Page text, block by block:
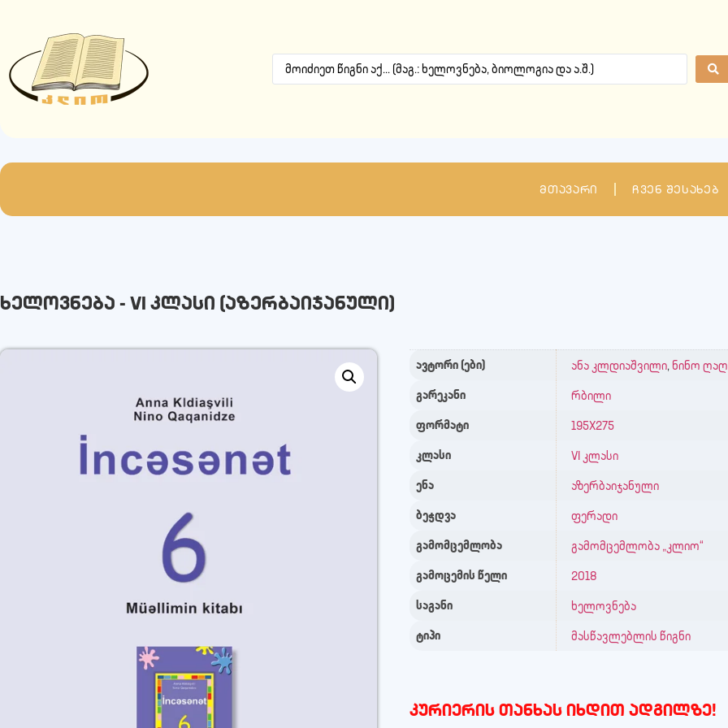
მთავარი ჩვენ შესახებ
ხელოვნება - VI კლასი (აზერბაიჯანული)
ავტორი (ები) ანა კლდიაშვილი, ნინო
გარეკანი რბილი
ფორმატი 195X275
კლასი VI კლასი
ენა აზერბაიჯანული
ბეჭდვა ფერადი
გამომცემლობა გამომცემლობა „კლიო“
გამოცემის წელი 2018
საგანი ხელოვნება
ტიპი მასწავლებლის წიგნი
კურიერის თანხას იხდით ადგილზე!